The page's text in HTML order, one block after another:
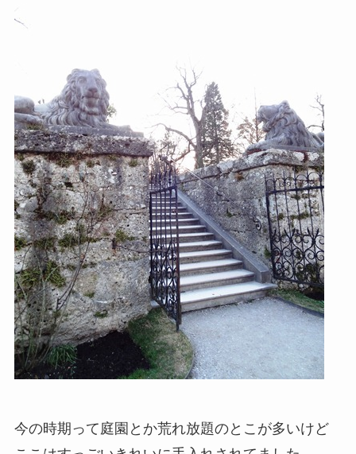
今の時期って庭園とか荒れ放題のとこが多いけど